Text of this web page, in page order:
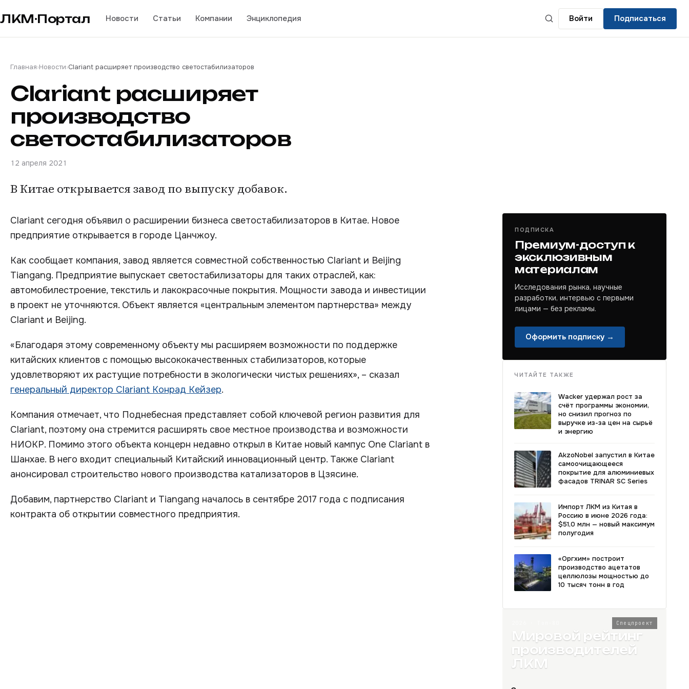
ЛКМ·Портал Новости Статьи Компании Энциклопедия Войти Подписаться
Главная›Новости›Clariant расширяет производство светостабилизаторов
Clariant расширяет
производство
светостабилизаторов
12 апреля 2021
В Китае открывается завод по выпуску добавок.
Clariant сегодня объявил о расширении бизнеса светостабилизаторов в Китае. Новое
предприятие открывается в городе Цанчжоу.
Как сообщает компания, завод является совместной собственностью Clariant и Beijing
Tiangang. Предприятие выпускает светостабилизаторы для таких отраслей, как:
автомобилестроение, текстиль и лакокрасочные покрытия. Мощности завода и инвестиции
в проект не уточняются. Объект является «центральным элементом партнерства» между
Clariant и Beijing.
«Благодаря этому современному объекту мы расширяем возможности по поддержке
китайских клиентов с помощью высококачественных стабилизаторов, которые
удовлетворяют их растущие потребности в экологически чистых решениях», – сказал
генеральный директор Clariant Конрад Кейзер.
Компания отмечает, что Поднебесная представляет собой ключевой регион развития для
Clariant, поэтому она стремится расширять свое местное производства и возможности
НИОКР. Помимо этого объекта концерн недавно открыл в Китае новый кампус One Clariant в
Шанхае. В него входит специальный Китайский инновационный центр. Также Clariant
анонсировал строительство нового производства катализаторов в Цзясине.
Добавим, партнерство Clariant и Tiangang началось в сентябре 2017 года с подписания
контракта об открытии совместного предприятия.
ПОДПИСКА
Премиум-доступ к
эксклюзивным
материалам
Исследования рынка, научные
разработки, интервью с первыми
лицами — без рекламы.
Оформить подписку →
ЧИТАЙТЕ ТАКЖЕ
Wacker удержал рост за
счёт программы экономии,
но снизил прогноз по
выручке из-за цен на сырьё
и энергию
AkzoNobel запустил в Китае
самоочищающееся
покрытие для алюминиевых
фасадов TRINAR SC Series
Импорт ЛКМ из Китая в
Россию в июне 2026 года:
$51,0 млн — новый максимум
полугодия
«Оргхим» построит
производство ацетатов
целлюлозы мощностью до
10 тысяч тонн в год
Спецпроект
Мировой рейтинг
производителей
ЛКМ